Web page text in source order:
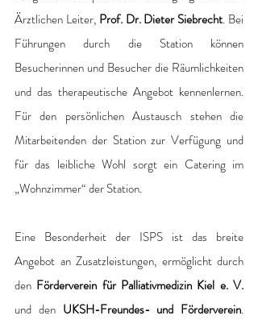
Ärztlichen Leiter, Prof. Dr. Dieter Siebrecht. Bei
Führungen durch die Station können
Besucherinnen und Besucher die Räumlichkeiten
und das therapeutische Angebot kennenlernen.
Für den persönlichen Austausch stehen die
Mitarbeitenden der Station zur Verfügung und
für das leibliche Wohl sorgt ein Catering im
„Wohnzimmer“ der Station.
Eine Besonderheit der ISPS ist das breite
Angebot an Zusatzleistungen, ermöglicht durch
den
und den UKSH-Freundes- und Förderverein.